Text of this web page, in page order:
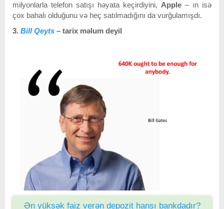
milyonlarla telefon satışı həyata keçirdiyini, Apple – ın isə
çox bahalı olduğunu və heç satılmadığını da vurğulamışdı.
3. Bill Qeyts – tarix məlum deyil
Ən yüksək faiz verən depozit hansı bankdadır?